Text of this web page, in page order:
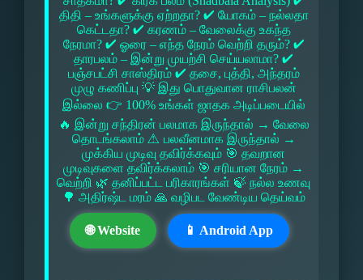
திதி – உங்களுக்கு ஏற்றதா? ✔ யோகம் – நல்லதா
கெட்டதா? ✔ கரணம் – வேலைக்கு உகந்த
நேரமா? ✔ ஓரை – எந்த நேரம் வெற்றி தரும்? ✔
தாரபலம் – இன்று முயற்சி செய்யலாமா? ✔
பஞ்சபட்சி சாஸ்திரம் ✔ தசை, புத்தி, அந்தரம்
முழு கணிப்பு 💡 இது பொதுவான ராசிபலன்
இல்லை 👉 100% உங்கள் ஜாதக அடிப்படையில்
🔥 இன்று சந்திரன் பலமாக இருந்தால் → வேலை
தொடங்கலாம் ⚠ பலவீனமாக இருந்தால் →
முக்கிய முடிவு தவிர்க்கவும் 🎯 தவறான
முடிவுகளை தவிர்க்கலாம் 🎯 சரியான நேரம் →
வெற்றி 🌿 தனிப்பட்ட பரிகாரங்கள் 🍃 நல்ல உணவு
🌳 அதிர்ஷ்ட மரம் 🙏 வழிபட வேண்டிய தெய்வம்
🌐 Website 📱 Android App